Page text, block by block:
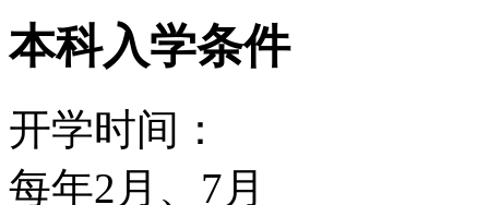
南岸校内斥资筹备全澳
来的发展。
黄金海岸分校为国际观
本科入学条件
开学时间：
每年2月、7月